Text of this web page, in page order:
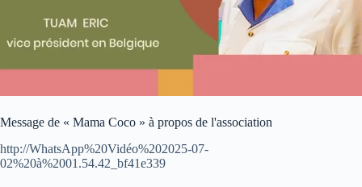
Message de « Mama Coco » à propos de l'association
http://WhatsApp%20Vidéo%202025-07-
02%20à%2001.54.42_bf41e339